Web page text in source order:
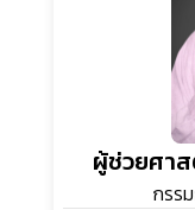
ผู้ช่วยศา
กรร